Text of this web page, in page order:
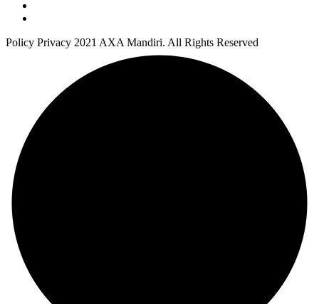
Policy Privacy 2021 AXA Mandiri. All Rights Reserved